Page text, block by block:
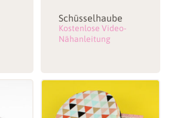
Schüsselhaube
Kostenlose Video-
Nähanleitung